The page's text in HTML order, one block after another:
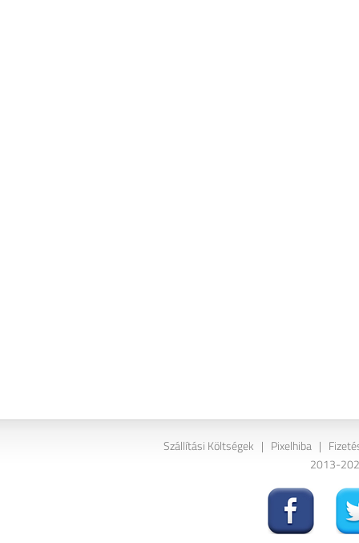
Szállítási Költségek | Pixelhiba |
2013-